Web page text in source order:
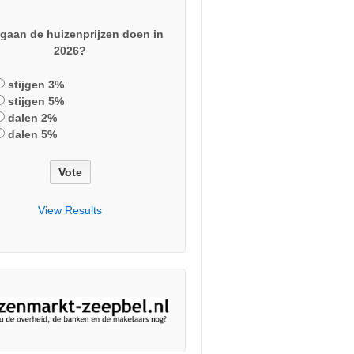
de huizenprijzen doen in
2026?
stijgen 3%
stijgen 5%
dalen 2%
dalen 5%
View Results